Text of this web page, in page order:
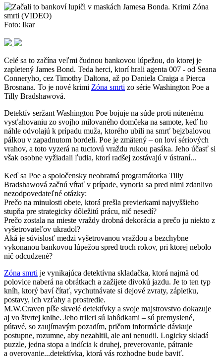
Foto: Ikar
Celé sa to začína veľmi čudnou bankovou lúpežou, do ktorej je
zapletený James Bond. Teda herci, ktorí hrali agenta 007 - od Seana
Conneryho, cez Timothy Daltona, až po Daniela Craiga a Pierca
Brosnana. To je nové krimi Zóna smrti zo série Washington Poe a
Tilly Bradshawová.
Detektív seržant Washington Poe bojuje na súde proti nútenému
vysťahovaniu zo svojho milovaného domčeka na samote, keď ho
náhle odvolajú k prípadu muža, ktorého ubili na smrť bejzbalovou
pálkou v zapadnutom bordeli. Poe je zmätený – on loví sériových
vrahov, a toto vyzerá na tuctovú vraždu rukou pasáka. Jeho účasť si
však osobne vyžiadali ľudia, ktorí radšej zostávajú v ústraní...
Keď sa Poe a spoločensky neobratná programátorka Tilly
Bradshawová začnú vŕtať v prípade, vynoria sa pred nimi zdanlivo
nezodpovedateľné otázky:
Prečo na minulosti obete, ktorá prešla previerkami najvyššieho
stupňa pre strategicky dôležitú prácu, nič nesedí?
Prečo zostala na mieste vraždy drobná dekorácia a prečo ju niekto z
vyšetrovateľov ukradol?
Aká je súvislosť medzi vyšetrovanou vraždou a bezchybne
vykonanou bankovou lúpežou spred troch rokov, pri ktorej nebolo
nič odcudzené?
Zóna smrti je vynikajúca detektívna skladačka, ktorá najmä od
polovice naberá na obrátkach a zažijete divokú jazdu. Je to ten typ
kníh, ktorý baví čítať, vychutnávate si dejové zvraty, zápletku,
postavy, ich vzťahy a prostredie.
M.W.Craven píše skvelé detektívky a svoje majstrovstvo dokazuje
aj vo štvrtej knihe. Jeho trileri sú lahôdkami – sú premyslené,
pútavé, so zaujímavým pozadím, pričom informácie dávkuje
postupne, rozumne, aby nezahltil, ale ani nenudil. Logicky skladá
puzzle, jedna stopa a indícia k druhej, preverovanie, pátranie
a overovanie...detektívka, ktorá vás rozhodne bude baviť.